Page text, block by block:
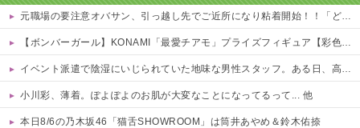
元職場の要注意オバサン、引っ越し先でご近所になり粘着開始！！「どこまで送って！」から始まり半年も経つと「お金貸してくれない？」断ると翌日、玄関前にゴミが置かれる
【ボンバーガール】KONAMI「最愛チアモ」プライズフィギュア【彩色原型公開】
イベント派遣で陰湿にいじられていた地味な男性スタッフ。ある日、高さ3mの階段から落ちかけた子どもをパルクールで爆走＆ダイブし間一髪で救出！職場の手のひら返しと評価爆上げが凄まじかったｗｗ
小川彩、薄着。ぽよぽよのお肌が大変なことになってるって... 他
本日8/6の乃木坂46「猫舌SHOWROOM」は筒井あやめ＆鈴木佑捺